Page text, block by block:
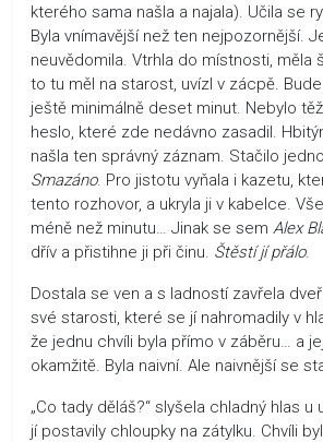
kterého sama našla a najala). Učila se
Byla vnímavější než ten nejpozornější.
neuvědomila. Vtrhla do místnosti, měla
to tu měl na starost, uvízl v zácpě.
ještě minimálně deset minut. Nebylo
heslo, které zde nedávno zasadil.
našla ten správný záznam. Stačilo
Smazáno. Pro jistotu vyňala i kazetu,
tento rozhovor, a ukryla ji v kabelce.
méně než minutu… Jinak se sem Alex
dřív a přistihne ji při činu. Štěstí jí přálo.
Dostala se ven a s ladností zavřela
své starosti, které se jí nahromadily v
že jednu chvíli byla přímo v záběru… a
okamžitě. Byla naivní. Ale naivnější se
„Co tady děláš?“ slyšela chladný hlas u
jí postavily chloupky na zátylku. Chvíli